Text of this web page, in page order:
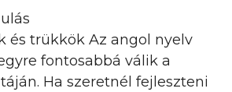
és trükkök Az angol nyelv
fontosabbá válik a
Ha szeretnél fejleszteni